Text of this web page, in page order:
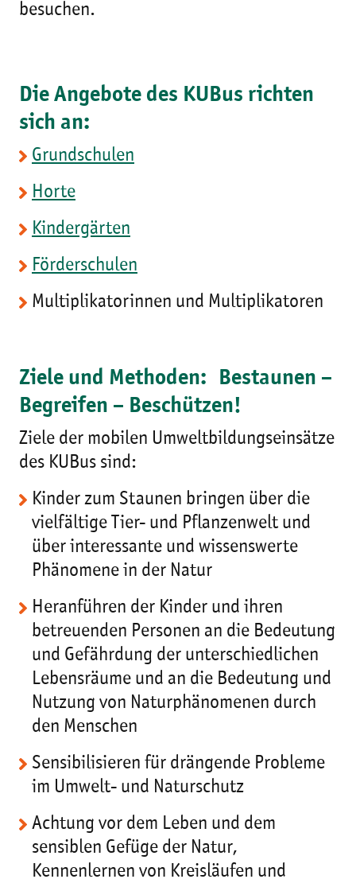
besuchen.
Die Angebote des KUBus richten
sich an:
Grundschulen
Horte
Kindergärten
Förderschulen
Multiplikatorinnen und Multiplikatoren
Ziele und Methoden: Bestaunen –
Begreifen – Beschützen!
Ziele der mobilen Umweltbildungseinsätze
des KUBus sind:
Kinder zum Staunen bringen über die
vielfältige Tier- und Pflanzenwelt und
über interessante und wissenswerte
Phänomene in der Natur
Heranführen der Kinder und ihren
betreuenden Personen an die Bedeutung
und Gefährdung der unterschiedlichen
Lebensräume und an die Bedeutung und
Nutzung von Naturphänomenen durch
den Menschen
Sensibilisieren für drängende Probleme
im Umwelt- und Naturschutz
Achtung vor dem Leben und dem
sensiblen Gefüge der Natur,
Kennenlernen von Kreisläufen und